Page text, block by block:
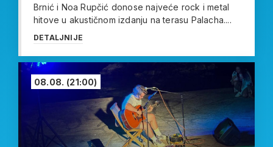
Brnić i Noa Rupčić donose najveće rock i metal
hitove u akustičnom izdanju na terasu Palacha....
DETALJNIJE
08.08. (21:00)